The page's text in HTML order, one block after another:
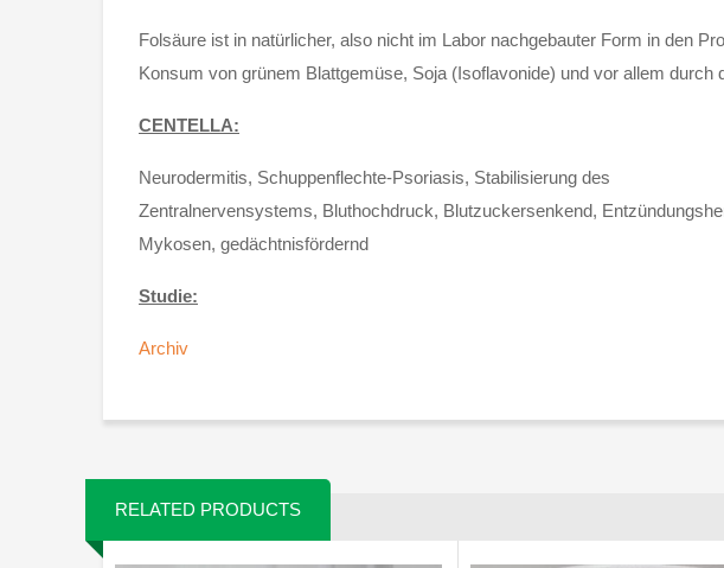
Folsäure ist in natürlicher, also nicht im Labor nachgebauter Form in den
Konsum von grünem Blattgemüse, Soja (Isoflavonide) und vor allem durch
CENTELLA:
Neurodermitis, Schuppenflechte-Psoriasis, Stabilisierung des
Zentralnervensystems, Bluthochdruck, Blutzuckersenkend,
Mykosen, gedächtnisfördernd
Studie:
Archiv
RELATED PRODUCTS